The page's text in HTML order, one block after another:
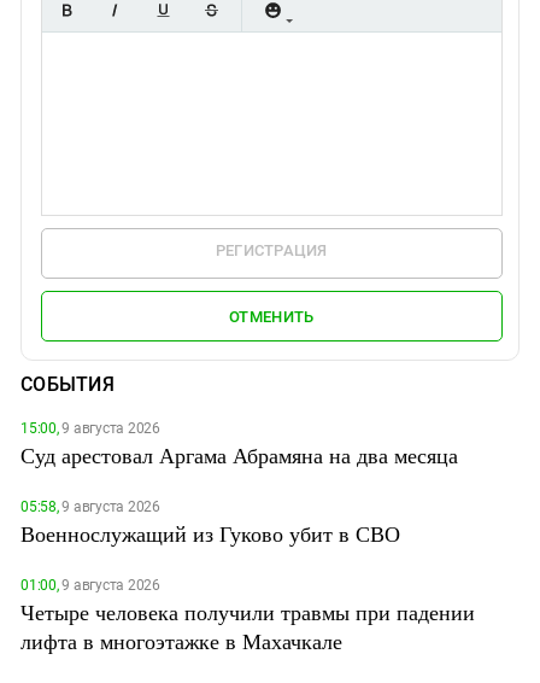
РЕГИСТРАЦИЯ
ОТМЕНИТЬ
СОБЫТИЯ
15:00,9 августа 2026
Суд арестовал Аргама Абрамяна на два месяца
05:58,9 августа 2026
Военнослужащий из Гуково убит в СВО
01:00,9 августа 2026
Четыре человека получили травмы при падении
лифта в многоэтажке в Махачкале